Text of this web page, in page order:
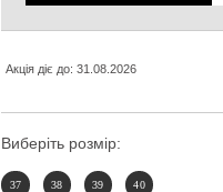
Акція діє до: 31.08.2026
Виберіть розмір:
37 38 39 40